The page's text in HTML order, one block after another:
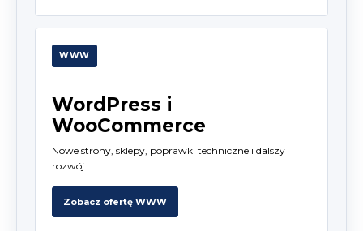
WWW
WordPress i
WooCommerce
Nowe strony, sklepy, poprawki techniczne i dalszy
rozwój.
Zobacz ofertę WWW